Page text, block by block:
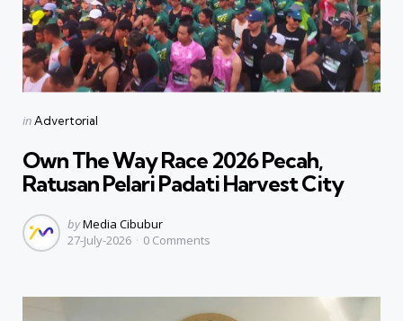
Categories
Posted
inAdvertorial
Own The Way Race 2026 Pecah,
Ratusan Pelari Padati Harvest City
Posted
by
byMedia Cibubur
27-July-2026
0 Comments